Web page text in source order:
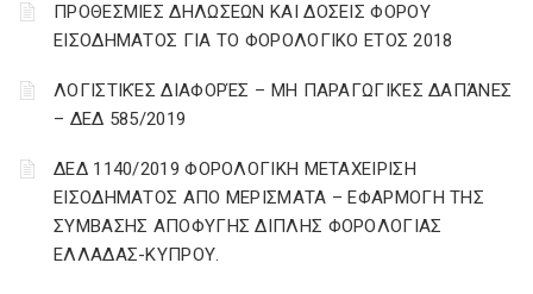
ΠΡΟΘΕΣΜΙΕΣ ΔΗΛΩΣΕΩΝ ΚΑΙ ΔΟΣΕΙΣ ΦΟΡΟΥ
ΕΙΣΟΔΗΜΑΤΟΣ ΓΙΑ ΤΟ ΦΟΡΟΛΟΓΙΚΟ ΕΤΟΣ 2018
ΛΟΓΙΣΤΙΚΈΣ ΔΙΑΦΟΡΈΣ – ΜΗ ΠΑΡΑΓΩΓΙΚΈΣ ΔΑΠΆΝΕΣ
– ΔΕΔ 585/2019
ΔΕΔ 1140/2019 ΦΟΡΟΛΟΓΙΚΗ ΜΕΤΑΧΕΙΡΙΣΗ
ΕΙΣΟΔΗΜΑΤΟΣ ΑΠΟ ΜΕΡΙΣΜΑΤΑ – ΕΦΑΡΜΟΓΗ ΤΗΣ
ΣΥΜΒΑΣΗΣ ΑΠΟΦΥΓΗΣ ΔΙΠΛΗΣ ΦΟΡΟΛΟΓΙΑΣ
ΕΛΛΑΔΑΣ-ΚΥΠΡΟΥ.